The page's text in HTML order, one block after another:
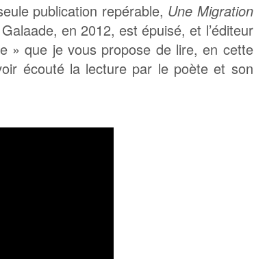
publication repérable, Une Migration
en 2012, est épuisé, et l’éditeur
» que je vous propose de lire, en cette
écouté la lecture par le poète et son